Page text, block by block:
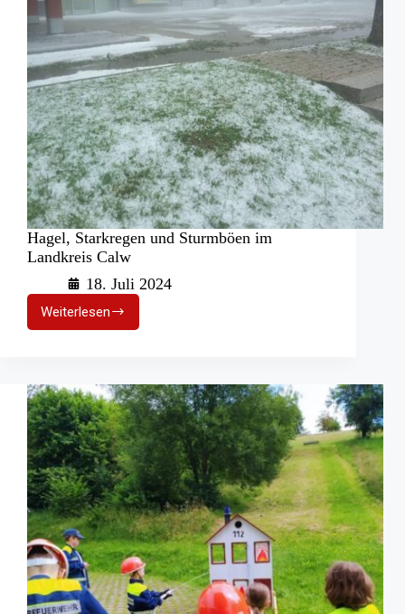
Hagel, Starkregen und Sturmböen im
Landkreis Calw
18. Juli 2024
Weiterlesen
Hagel,
Starkregen
im
Landkreis
Calw